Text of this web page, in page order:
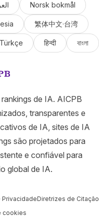
Norsk bokmål
繁体中文·台湾
Türkçe हिन्दी বাংলা
de IA. AICPB
transparentes e
de IA, sites de IA
são projetados para
e confiável para
global de IA.
PrivacidadeDiretrizes de Citação
cookies